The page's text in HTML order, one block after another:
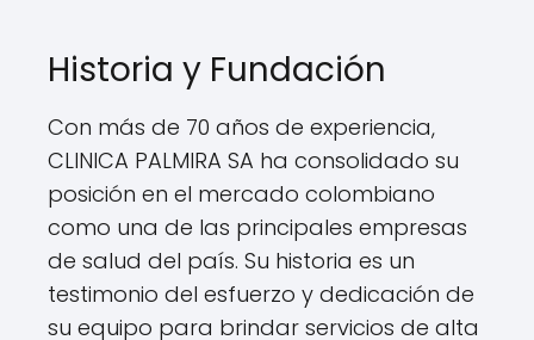
Historia y Fundación
Con más de 70 años de experiencia,
CLINICA PALMIRA SA ha consolidado su
posición en el mercado colombiano
como una de las principales empresas
de salud del país. Su historia es un
testimonio del esfuerzo y dedicación de
su equipo para brindar servicios de alta